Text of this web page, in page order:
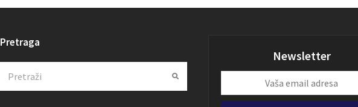
Pretraga
Submit
Newsletter
email